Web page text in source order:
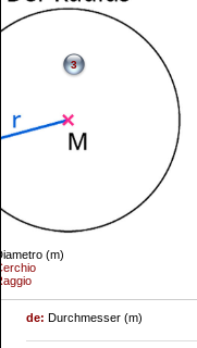
(m)
3
de:Durchmesser (m)